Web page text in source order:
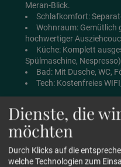
Meran-Blick.
Schlafkomfort:
Wohnraum: Gemütlich
hochwertiger
Küche: Komplett
Spülmaschine,
Bad: Mit Dusche, WC,
Tech: Kostenfreies
Dienste, die
möchten
Durch Klicks auf die
welche Technologien zum